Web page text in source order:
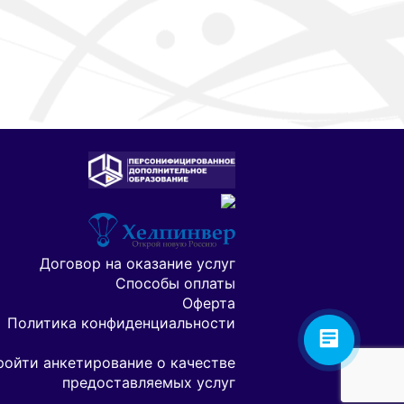
Договор на оказание услуг
Способы оплаты
Оферта
Политика конфиденциальности
анкетирование о качестве
предоставляемых услуг